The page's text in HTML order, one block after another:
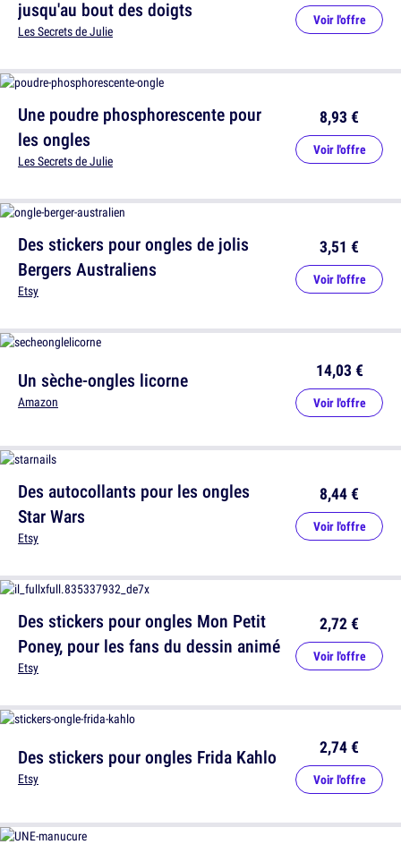
Une poudre phosphorescente pour
les ongles
Les Secrets de Julie
8,93 €
Voir l'offre
Un sèche-ongles licorne
Amazon
14,03 €
Voir l'offre
Des stickers pour ongles Mon Petit
Poney, pour les fans du dessin animé
Etsy
2,72 €
Voir l'offre
jusqu'au bout des doigts
Les Secrets de Julie
Voir l'offre
Des stickers pour ongles de jolis
Bergers Australiens
Etsy
3,51 €
Voir l'offre
Des autocollants pour les ongles
Star Wars
Etsy
8,44 €
Voir l'offre
Des stickers pour ongles Frida Kahlo
Etsy
2,74 €
Voir l'offre